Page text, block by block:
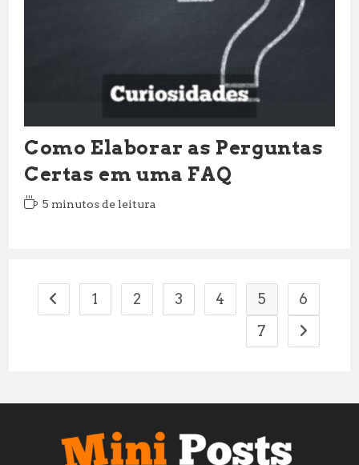
Como Elaborar as Perguntas
Certas em uma FAQ
Tempo5 minutos de leitura
Ir para a página anterior
1 2 3 4 5
6
7
Ir para a